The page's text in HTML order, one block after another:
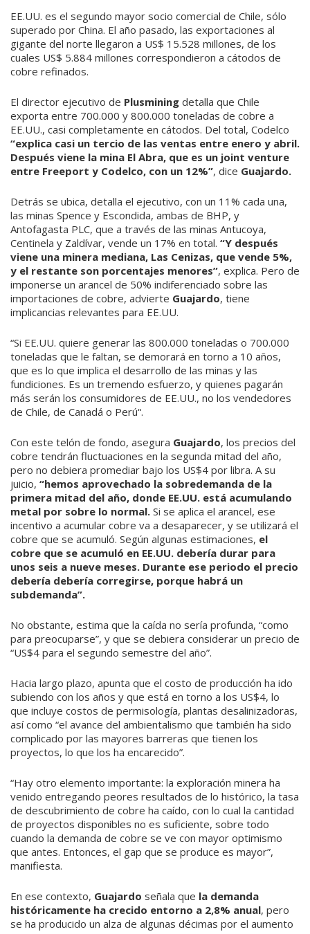
EE.UU. es el segundo mayor socio comercial de Chile, sólo
superado por China. El año pasado, las exportaciones al
gigante del norte llegaron a US$ 15.528 millones, de los
cuales US$ 5.884 millones correspondieron a cátodos de
cobre refinados.
El director ejecutivo de Plusmining detalla que Chile
exporta entre 700.000 y 800.000 toneladas de cobre a
EE.UU., casi completamente en cátodos. Del total, Codelco
“explica casi un tercio de las ventas entre enero y abril.
Después viene la mina El Abra, que es un joint venture
entre Freeport y Codelco, con un 12%”, dice Guajardo.
Detrás se ubica, detalla el ejecutivo, con un 11% cada una,
las minas Spence y Escondida, ambas de BHP, y
Antofagasta PLC, que a través de las minas Antucoya,
Centinela y Zaldívar, vende un 17% en total. “Y después
viene una minera mediana, Las Cenizas, que vende 5%,
y el restante son porcentajes menores”, explica. Pero de
imponerse un arancel de 50% indiferenciado sobre las
importaciones de cobre, advierte Guajardo, tiene
implicancias relevantes para EE.UU.
“Si EE.UU. quiere generar las 800.000 toneladas o 700.000
toneladas que le faltan, se demorará en torno a 10 años,
que es lo que implica el desarrollo de las minas y las
fundiciones. Es un tremendo esfuerzo, y quienes pagarán
más serán los consumidores de EE.UU., no los vendedores
de Chile, de Canadá o Perú“.
Con este telón de fondo, asegura Guajardo, los precios del
cobre tendrán fluctuaciones en la segunda mitad del año,
pero no debiera promediar bajo los US$4 por libra. A su
juicio, “hemos aprovechado la sobredemanda de la
primera mitad del año, donde EE.UU. está acumulando
metal por sobre lo normal. Si se aplica el arancel, ese
incentivo a acumular cobre va a desaparecer, y se utilizará el
cobre que se acumuló. Según algunas estimaciones, el
cobre que se acumuló en EE.UU. debería durar para
unos seis a nueve meses. Durante ese periodo el precio
debería debería corregirse, porque habrá un
subdemanda”.
No obstante, estima que la caída no sería profunda, “como
para preocuparse”, y que se debiera considerar un precio de
“US$4 para el segundo semestre del año”.
Hacia largo plazo, apunta que el costo de producción ha ido
subiendo con los años y que está en torno a los US$4, lo
que incluye costos de permisología, plantas desalinizadoras,
así como “el avance del ambientalismo que también ha sido
complicado por las mayores barreras que tienen los
proyectos, lo que los ha encarecido”.
“Hay otro elemento importante: la exploración minera ha
venido entregando peores resultados de lo histórico, la tasa
de descubrimiento de cobre ha caído, con lo cual la cantidad
de proyectos disponibles no es suficiente, sobre todo
cuando la demanda de cobre se ve con mayor optimismo
que antes. Entonces, el gap que se produce es mayor”,
manifiesta.
En ese contexto, Guajardo señala que la demanda
históricamente ha crecido entorno a 2,8% anual, pero
se ha producido un alza de algunas décimas por el aumento